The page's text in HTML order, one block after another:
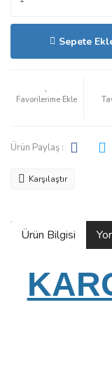
Sepete
Ürün Paylaş :
Karşılaştır
Ürün Bilgisi